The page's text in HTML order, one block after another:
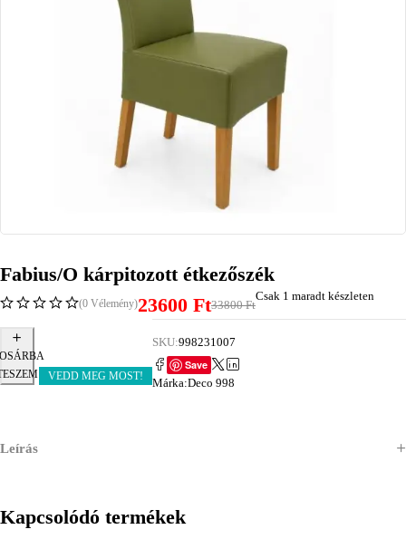
Fabius/O kárpitozott étkezőszék
(0 Vélemény) 33800Ft
23600 Ft Csak 1 maradt készleten
VEDD MEG MOST!
SKU:998231007
Save
Márka:Deco 998
Leírás
Kapcsolódó termékek